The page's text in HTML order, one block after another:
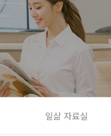
일삶 자료실